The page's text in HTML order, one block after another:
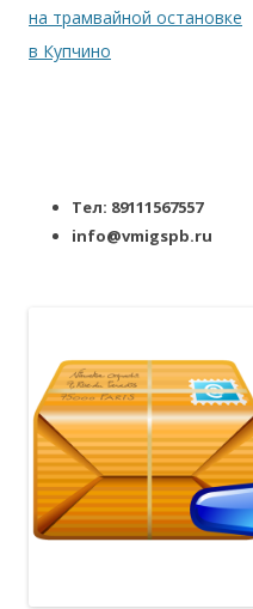
на трамвайной остановке
в Купчино
Тел: 89111567557
info@vmigspb.ru